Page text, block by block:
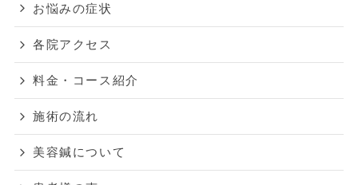
お悩みの症状
各院アクセス
料金・コース紹介
施術の流れ
美容鍼について